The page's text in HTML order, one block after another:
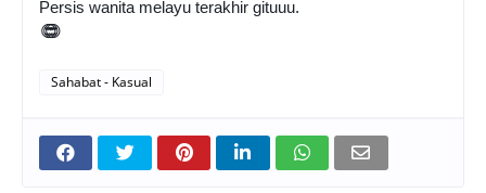
Persis wanita melayu terakhir gituuu.
😍
😍
😍
Sahabat - Kasual